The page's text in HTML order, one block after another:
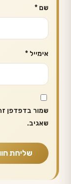
שם *
אימייל *
שמור בדפדפן
שאגיב.